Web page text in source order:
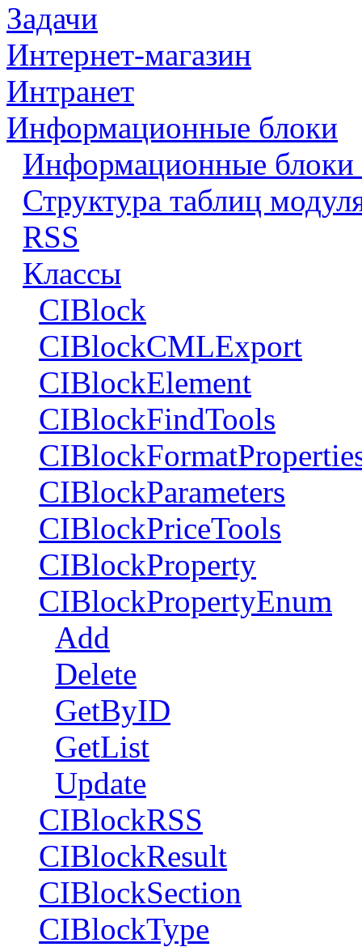
Задачи
Интернет-магазин
Интранет
Информационные блоки
Информационные блоки
Структура таблиц
RSS
Классы
CIBlock
CIBlockCMLExport
CIBlockElement
CIBlockFindTools
CIBlockParameters
CIBlockPriceTools
CIBlockProperty
CIBlockPropertyEnum
Add
Delete
GetByID
GetList
Update
CIBlockRSS
CIBlockResult
CIBlockSection
CIBlockType